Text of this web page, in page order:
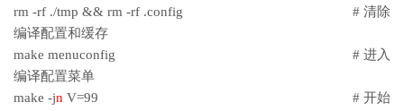
rm -rf ./tmp && rm -rf .config # 清除
编译配置和缓存
make menuconfig # 进入
编译配置菜单
make -jn V=99 # 开始